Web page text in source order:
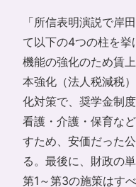
「所信表明演説で岸
て以下の4つの柱を挙
機能の強化のため賃
本強化（法人税減税
化対策で、奨学金制
看護・介護・保育な
すため、安価だった
る。最後に、財政の
第1～第3の施策はす